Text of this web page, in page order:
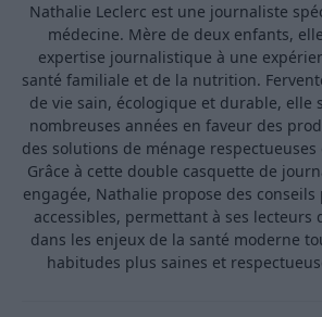
Nathalie Leclerc est une journaliste
médecine. Mère de deux enfants,
expertise journalistique à une
santé familiale et de la nutrition.
de vie sain, écologique et durable, elle
nombreuses années en faveur des
des solutions de ménage respectueuses
Grâce à cette double casquette de
engagée, Nathalie propose des
accessibles, permettant à ses lecteurs
dans les enjeux de la santé moderne
habitudes plus saines et